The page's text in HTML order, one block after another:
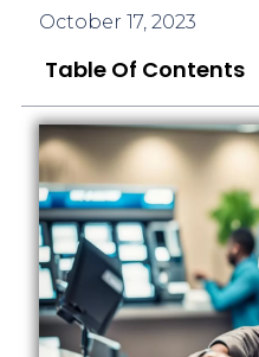
October 17, 2023
Table Of Contents